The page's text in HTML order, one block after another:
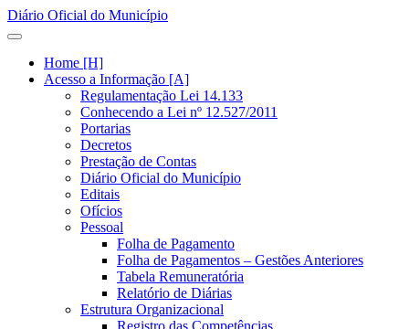
Diário Oficial do Município
Home [H]
Acesso a Informação [A]
Regulamentação Lei 14.133
Conhecendo a Lei nº 12.527/2011
Portarias
Decretos
Prestação de Contas
Diário Oficial do Município
Editais
Ofícios
Pessoal
Folha de Pagamento
Folha de Pagamentos – Gestões Anteriores
Tabela Remuneratória
Relatório de Diárias
Estrutura Organizacional
Registro das Competências